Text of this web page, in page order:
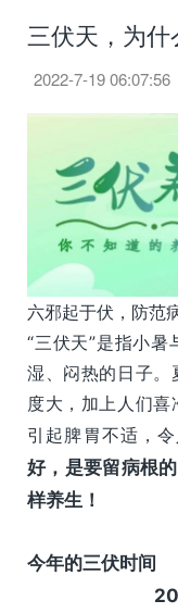
三伏天，为
2022-7-19 06:07:56
六邪起于伏，防范
“三伏天”是指小
湿、闷热的日子。
度大，加上人们喜
引起脾胃不适，
好，是要留病根
样养生！
今年的三伏时间